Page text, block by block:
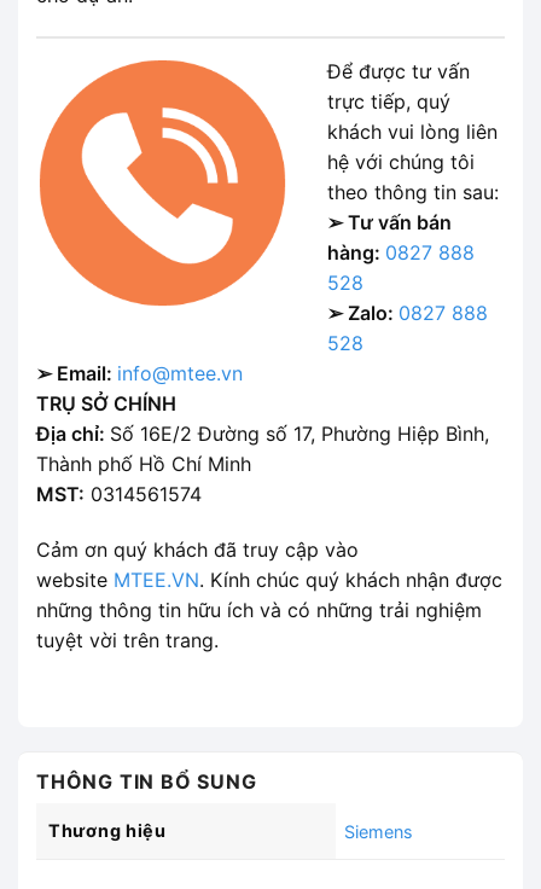
Để được tư vấn
trực tiếp, quý
khách vui lòng liên
hệ với chúng tôi
theo thông tin sau:
➢ Tư vấn bán
hàng: 0827 888
528
➢ Zalo: 0827 888
528
➢ Email: info@mtee.vn
TRỤ SỞ CHÍNH
Địa chỉ: Số 16E/2 Đường số 17, Phường Hiệp Bình,
Thành phố Hồ Chí Minh
MST: 0314561574
Cảm ơn quý khách đã truy cập vào
website MTEE.VN. Kính chúc quý khách nhận được
những thông tin hữu ích và có những trải nghiệm
tuyệt vời trên trang.
THÔNG TIN BỔ SUNG
Thương hiệu Siemens